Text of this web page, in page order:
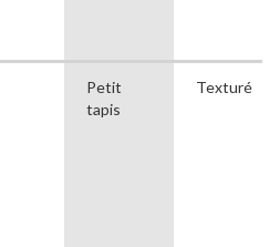
Petit
tapis
Texturé